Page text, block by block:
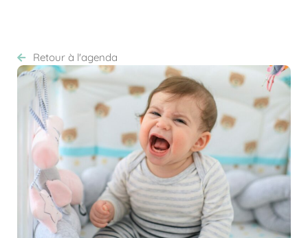
Retour à l'agenda